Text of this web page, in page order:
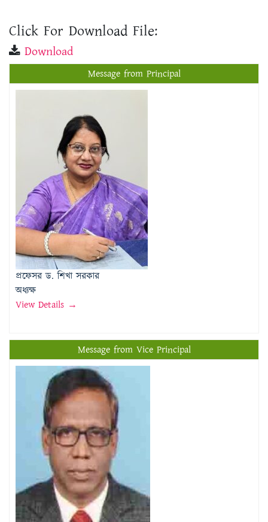
Click For Download File:
Download
Message from Principal
প্রফেসর ড. শিখা সরকার
অধ্যক্ষ
View Details →
Message from Vice Principal